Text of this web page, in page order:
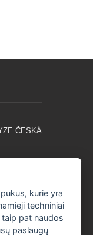
ČESKÁ
kurie yra
techniniai
pat naudos
paslaugų